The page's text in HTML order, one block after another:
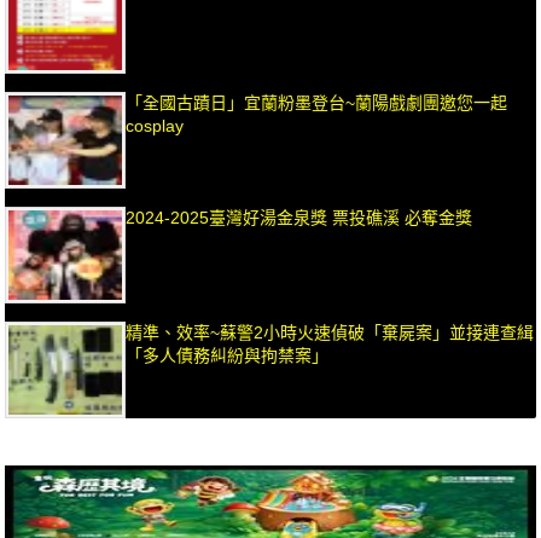
「全國古蹟日」宜蘭粉墨登台~蘭陽戲劇團邀您一起
cosplay
2024-2025臺灣好湯金泉獎 票投礁溪 必奪金獎
精準、效率~蘇警2小時火速偵破「棄屍案」並接連查緝
「多人債務糾紛與拘禁案」